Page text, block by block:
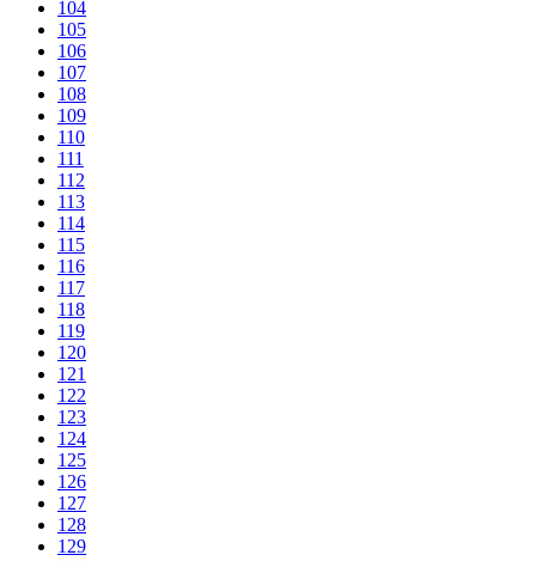
104
105
106
107
108
109
110
111
112
113
114
115
116
117
118
119
120
121
122
123
124
125
126
127
128
129